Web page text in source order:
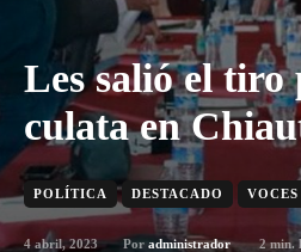
Les salió el tiro
culata en
POLÍTICA DESTACADO VOCES
4 abril, 2023 Por administrador 2min.